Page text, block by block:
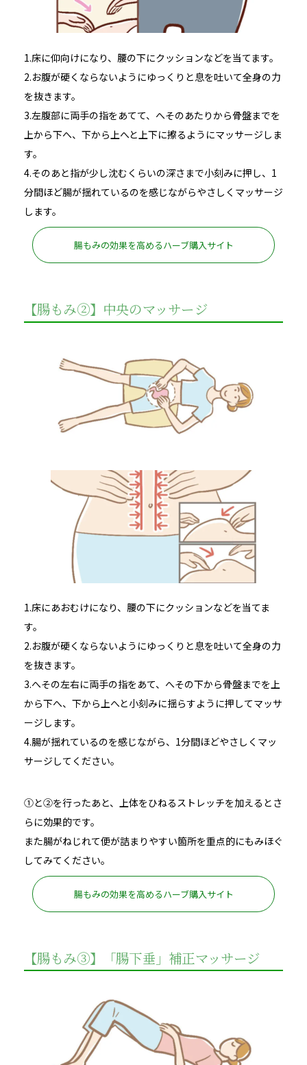
1.床に仰向けになり、腰の下にクッションなどを当てます。
2.お腹が硬くならないようにゆっくりと息を吐いて全身の力
を抜きます。
3.左腹部に両手の指をあてて、へそのあたりから骨盤までを
上から下へ、下から上へと上下に擦るようにマッサージしま
す。
4.そのあと指が少し沈むくらいの深さまで小刻みに押し、1
分間ほど腸が揺れているのを感じながらやさしくマッサージ
します。
腸もみの効果を高めるハーブ購入サイト
【腸もみ②】中央のマッサージ
1.床にあおむけになり、腰の下にクッションなどを当てま
す。
2.お腹が硬くならないようにゆっくりと息を吐いて全身の力
を抜きます。
3.へその左右に両手の指をあて、へその下から骨盤までを上
から下へ、下から上へと小刻みに揺らすように押してマッサ
ージします。
4.腸が揺れているのを感じながら、1分間ほどやさしくマッ
サージしてください。
①と②を行ったあと、上体をひねるストレッチを加えるとさ
らに効果的です。
また腸がねじれて便が詰まりやすい箇所を重点的にもみほぐ
してみてください。
腸もみの効果を高めるハーブ購入サイト
【腸もみ③】「腸下垂」補正マッサージ